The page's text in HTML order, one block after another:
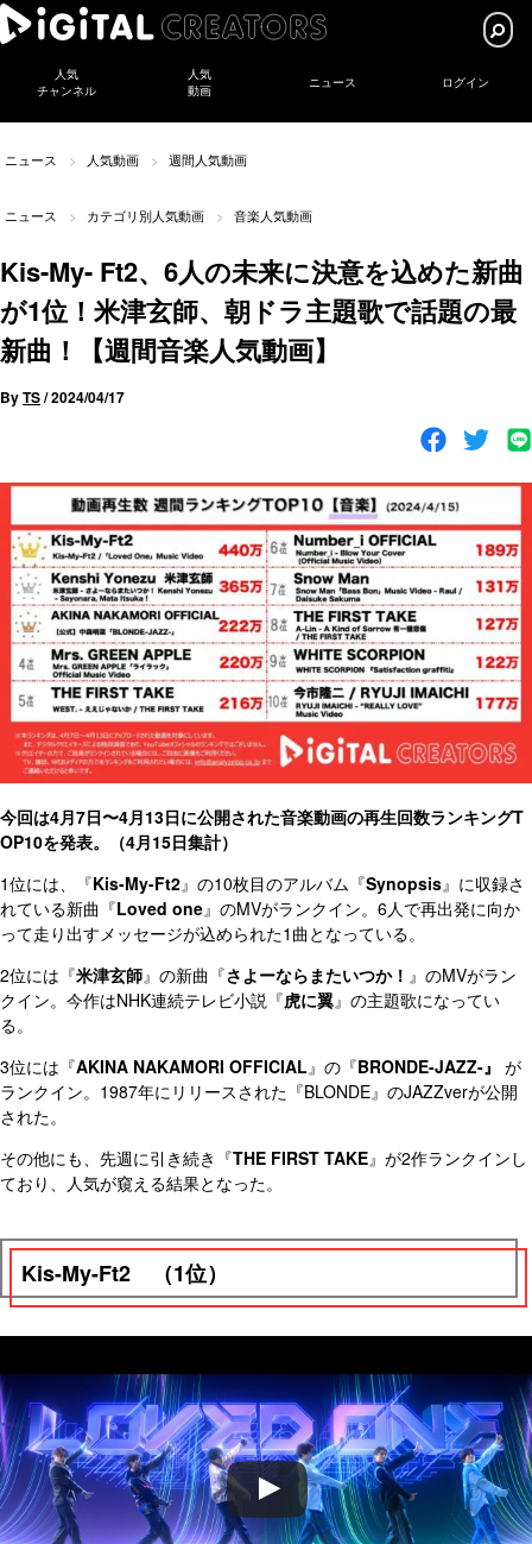
人気
チャンネル
人気
動画
ニュース ログイン
ニュース 人気動画 週間人気動画
ニュース カテゴリ別人気動画 音楽人気動画
Kis-My- Ft2、6人の未来に決意を込めた新曲
が1位！米津玄師、朝ドラ主題歌で話題の最
新曲！【週間音楽人気動画】
ByTS/2024/04/17
今回は4月7日〜4月13日に公開された音楽動画の再生回数ランキングT
OP10を発表。（4月15日集計）
1位には、『Kis-My-Ft2』の10枚目のアルバム『Synopsis』に収録さ
れている新曲『Loved one』のMVがランクイン。6人で再出発に向か
って走り出すメッセージが込められた1曲となっている。
2位には『米津玄師』の新曲『さよーならまたいつか！ 』のMVがラン
クイン。今作はNHK連続テレビ小説『虎に翼』の主題歌になってい
る。
3位には『AKINA NAKAMORI OFFICIAL 』の『BRONDE-JAZZ-』 が
ランクイン。1987年にリリースされた『BLONDE』のJAZZverが公開
された。
その他にも、先週に引き続き『THE FIRST TAKE』が2作ランクインし
ており、人気が窺える結果となった。
Kis-My-Ft2 （1位）